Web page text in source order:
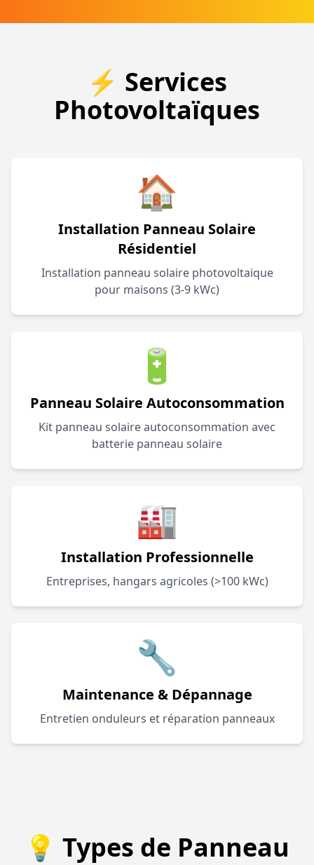
⚡ Services
Photovoltaïques
🏠
Installation Panneau Solaire
Résidentiel
Installation panneau solaire photovoltaique
pour maisons (3-9 kWc)
🔋
Panneau Solaire Autoconsommation
Kit panneau solaire autoconsommation avec
batterie panneau solaire
🏭
Installation Professionnelle
Entreprises, hangars agricoles (>100 kWc)
🔧
Maintenance & Dépannage
Entretien onduleurs et réparation panneaux
💡 Types de Panneau